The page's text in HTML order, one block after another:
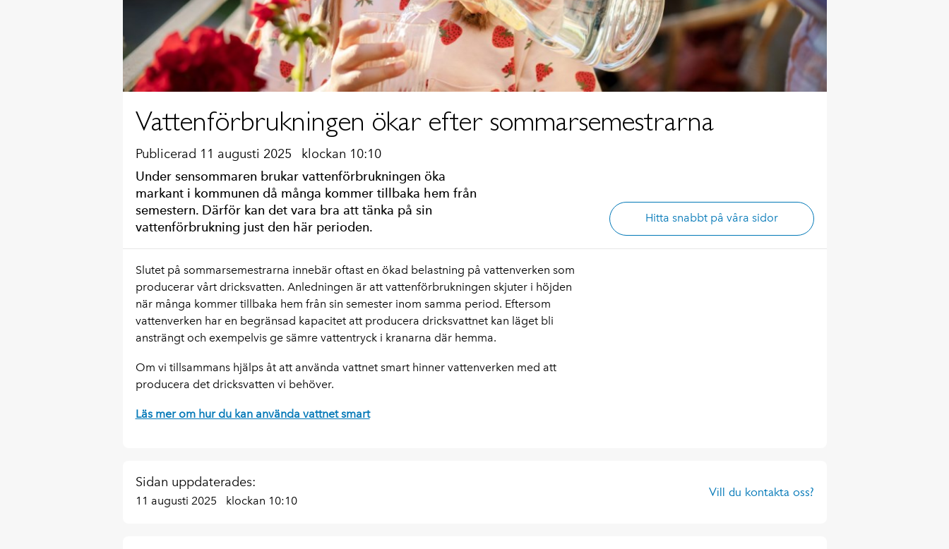
Vattenförbrukningen ökar efter sommarsemestrarna
Publicerad 11 augusti 2025 klockan 10:10
Under sensommaren brukar vattenförbrukningen öka
markant i kommunen då många kommer tillbaka hem från
semestern. Därför kan det vara bra att tänka på sin
vattenförbrukning just den här perioden.
Hitta snabbt på våra sidor
Slutet på sommarsemestrarna innebär oftast en ökad belastning på vattenverken som
producerar vårt dricksvatten. Anledningen är att vattenförbrukningen skjuter i höjden
när många kommer tillbaka hem från sin semester inom samma period. Eftersom
vattenverken har en begränsad kapacitet att producera dricksvattnet kan läget bli
ansträngt och exempelvis ge sämre vattentryck i kranarna där hemma.
Om vi tillsammans hjälps åt att använda vattnet smart hinner vattenverken med att
producera det dricksvatten vi behöver.
Läs mer om hur du kan använda vattnet smart
Sidan uppdaterades:
11 augusti 2025 klockan 10:10
Vill du kontakta oss?